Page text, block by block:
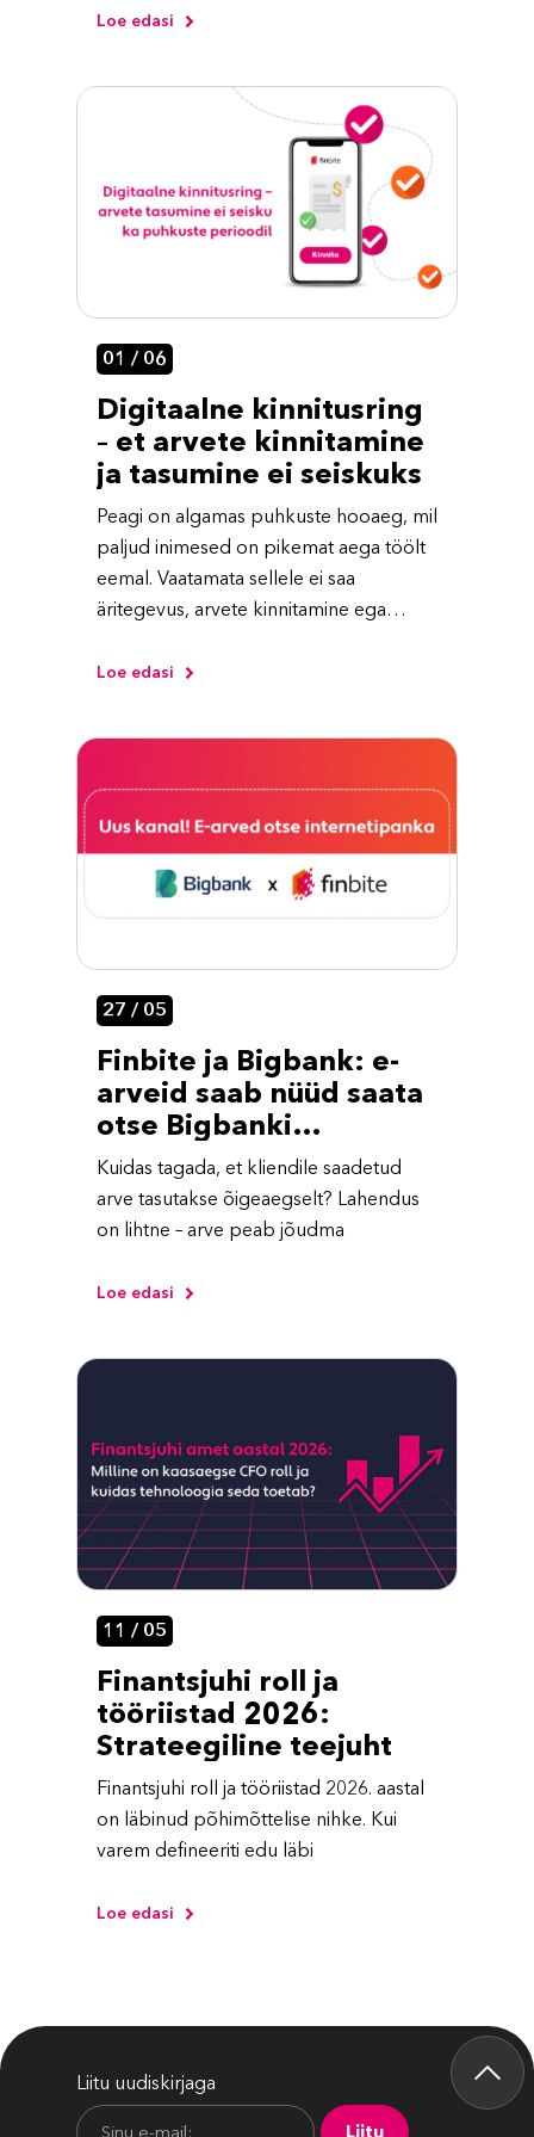
Loe edasi
01 / 06
Digitaalne kinnitusring
– et arvete kinnitamine
ja tasumine ei seiskuks
Peagi on algamas puhkuste hooaeg, mil
paljud inimesed on pikemat aega töölt
eemal. Vaatamata sellele ei saa
äritegevus, arvete kinnitamine ega
arved peavad olema tähtajaks
puhkustele, haiguslehtedele või
Loe edasi
27 / 05
Finbite ja Bigbank: e-
arveid saab nüüd saata
otse Bigbanki
internetipanka
Kuidas tagada, et kliendile saadetud
arve tasutakse õigeaegselt? Lahendus
on lihtne – arve peab jõudma
Loe edasi
11 / 05
Finantsjuhi roll ja
tööriistad 2026:
Strateegiline teejuht
Finantsjuhi roll ja tööriistad 2026. aastal
on läbinud põhimõttelise nihke. Kui
varem defineeriti edu läbi
Loe edasi
Liitu uudiskirjaga